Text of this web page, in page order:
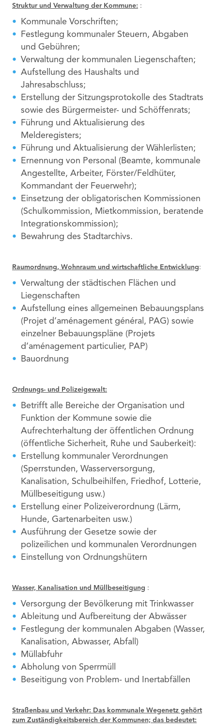
Struktur und Verwaltung der Kommune: :
Kommunale Vorschriften;
Festlegung kommunaler Steuern, Abgaben
und Gebühren;
Verwaltung der kommunalen Liegenschaften;
Aufstellung des Haushalts und
Jahresabschluss;
Erstellung der Sitzungsprotokolle des Stadtrats
sowie des Bürgermeister- und Schöffenrats;
Führung und Aktualisierung des
Melderegisters;
Führung und Aktualisierung der Wählerlisten;
Ernennung von Personal (Beamte, kommunale
Angestellte, Arbeiter, Förster/Feldhüter,
Kommandant der Feuerwehr);
Einsetzung der obligatorischen Kommissionen
(Schulkommission, Mietkommission, beratende
Integrationskommission);
Bewahrung des Stadtarchivs.
Raumordnung, Wohnraum und wirtschaftliche Entwicklung:
Verwaltung der städtischen Flächen und
Liegenschaften
Aufstellung eines allgemeinen Bebauungsplans
(Projet d’aménagement général, PAG) sowie
einzelner Bebauungspläne (Projets
d’aménagement particulier, PAP)
Bauordnung
Ordnungs- und Polizeigewalt:
Betrifft alle Bereiche der Organisation und
Funktion der Kommune sowie die
Aufrechterhaltung der öffentlichen Ordnung
(öffentliche Sicherheit, Ruhe und Sauberkeit):
Erstellung kommunaler Verordnungen
(Sperrstunden, Wasserversorgung,
Kanalisation, Schulbeihilfen, Friedhof, Lotterie,
Müllbeseitigung usw.)
Erstellung einer Polizeiverordnung (Lärm,
Hunde, Gartenarbeiten usw.)
Ausführung der Gesetze sowie der
polizeilichen und kommunalen Verordnungen
Einstellung von Ordnungshütern
Wasser, Kanalisation und Müllbeseitigung :
Versorgung der Bevölkerung mit Trinkwasser
Ableitung und Aufbereitung der Abwässer
Festlegung der kommunalen Abgaben (Wasser,
Kanalisation, Abwasser, Abfall)
Müllabfuhr
Abholung von Sperrmüll
Beseitigung von Problem- und Inertabfällen
Straßenbau und Verkehr: Das kommunale Wegenetz gehört
zum Zuständigkeitsbereich der Kommunen; das bedeutet: